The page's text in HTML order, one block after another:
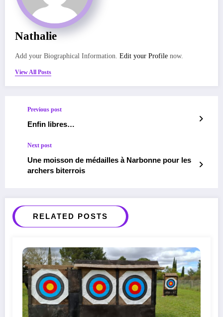
Nathalie
Add your Biographical Information. Edit your Profile now.
View All Posts
Previous post
Enfin libres…
Next post
Une moisson de médailles à Narbonne pour les
archers biterrois
RELATED POSTS